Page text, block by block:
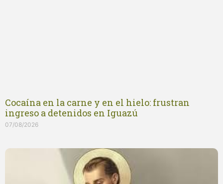
Cocaína en la carne y en el hielo: frustran
ingreso a detenidos en Iguazú
07/08/2026